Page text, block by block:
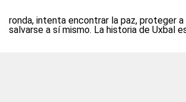
ronda, intenta encontrar la paz, proteger a
salvarse a sí mismo. La historia de Uxbal